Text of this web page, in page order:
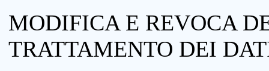
MODIFICA E REVOCA
TRATTAMENTO DEI